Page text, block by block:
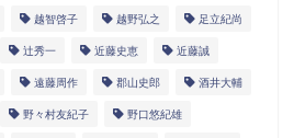
越智啓子 越野弘之 足立紀尚
辻秀一 近藤史恵 近藤誠
遠藤周作 郡山史郎 酒井大輔
野々村友紀子 野口悠紀雄